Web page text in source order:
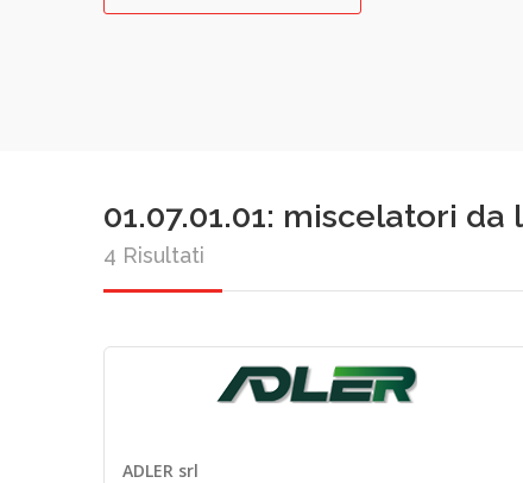
01.07.01.01: miscelatori
4 Risultati
ADLER srl